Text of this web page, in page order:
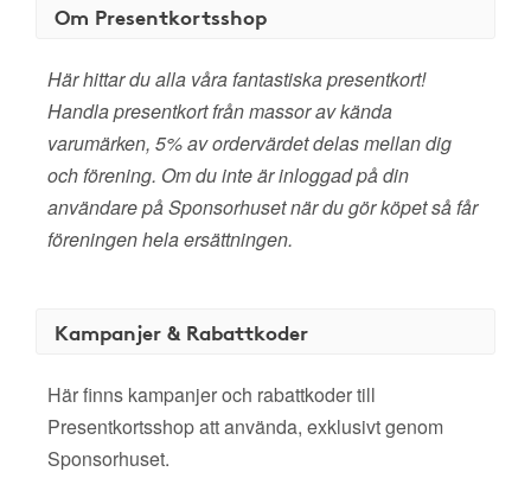
Om Presentkortsshop
Här hittar du alla våra fantastiska presentkort!
Handla presentkort från massor av kända
varumärken, 5% av ordervärdet delas mellan dig
och förening. Om du inte är inloggad på din
användare på Sponsorhuset när du gör köpet så får
föreningen hela ersättningen.
Kampanjer & Rabattkoder
Här finns kampanjer och rabattkoder till
Presentkortsshop att använda, exklusivt genom
Sponsorhuset.